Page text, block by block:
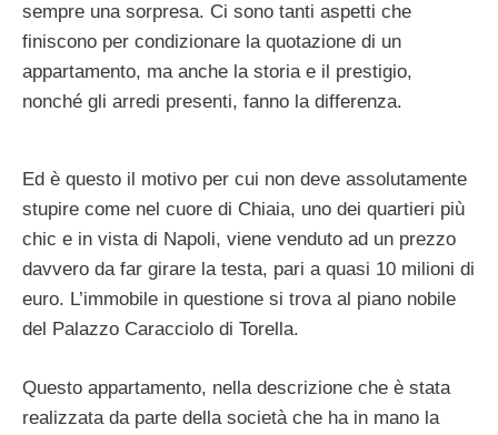
sempre una sorpresa. Ci sono tanti aspetti che
finiscono per condizionare la quotazione di un
appartamento, ma anche la storia e il prestigio,
nonché gli arredi presenti, fanno la differenza.
Ed è questo il motivo per cui non deve assolutamente
stupire come nel cuore di Chiaia, uno dei quartieri più
chic e in vista di Napoli, viene venduto ad un prezzo
davvero da far girare la testa, pari a quasi 10 milioni di
euro. L’immobile in questione si trova al piano nobile
del Palazzo Caracciolo di Torella.
Questo appartamento, nella descrizione che è stata
realizzata da parte della società che ha in mano la